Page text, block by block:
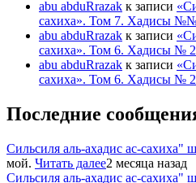
abu abduRrazak к записи
сахиха». Том 7. Хадисы
abu abduRrazak к записи
сахиха». Том 6. Хадисы №
abu abduRrazak к записи
сахиха». Том 6. Хадисы №
Последние
Сильсиля аль-ахадис ас-сахиха"
мой. Читать далее2 месяца назад
Сильсиля аль-ахадис ас-сахиха"